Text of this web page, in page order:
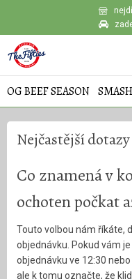
OG BEEF SEASON
Nejčastější dotazy
Co znamená v
ochoten počkat
Touto volbou nám říkáte,
objednávku. Pokud vám
objednávku ve 12:30
ale k tomu označte, že